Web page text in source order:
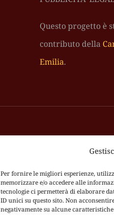
Per fornire le migliori esperienze,
memorizzare e/o accedere alle
tecnologie ci permetterà di elaborare
ID unici su questo sito. Non
negativamente su alcune
Questo progetto è
contributo della
Emilia.